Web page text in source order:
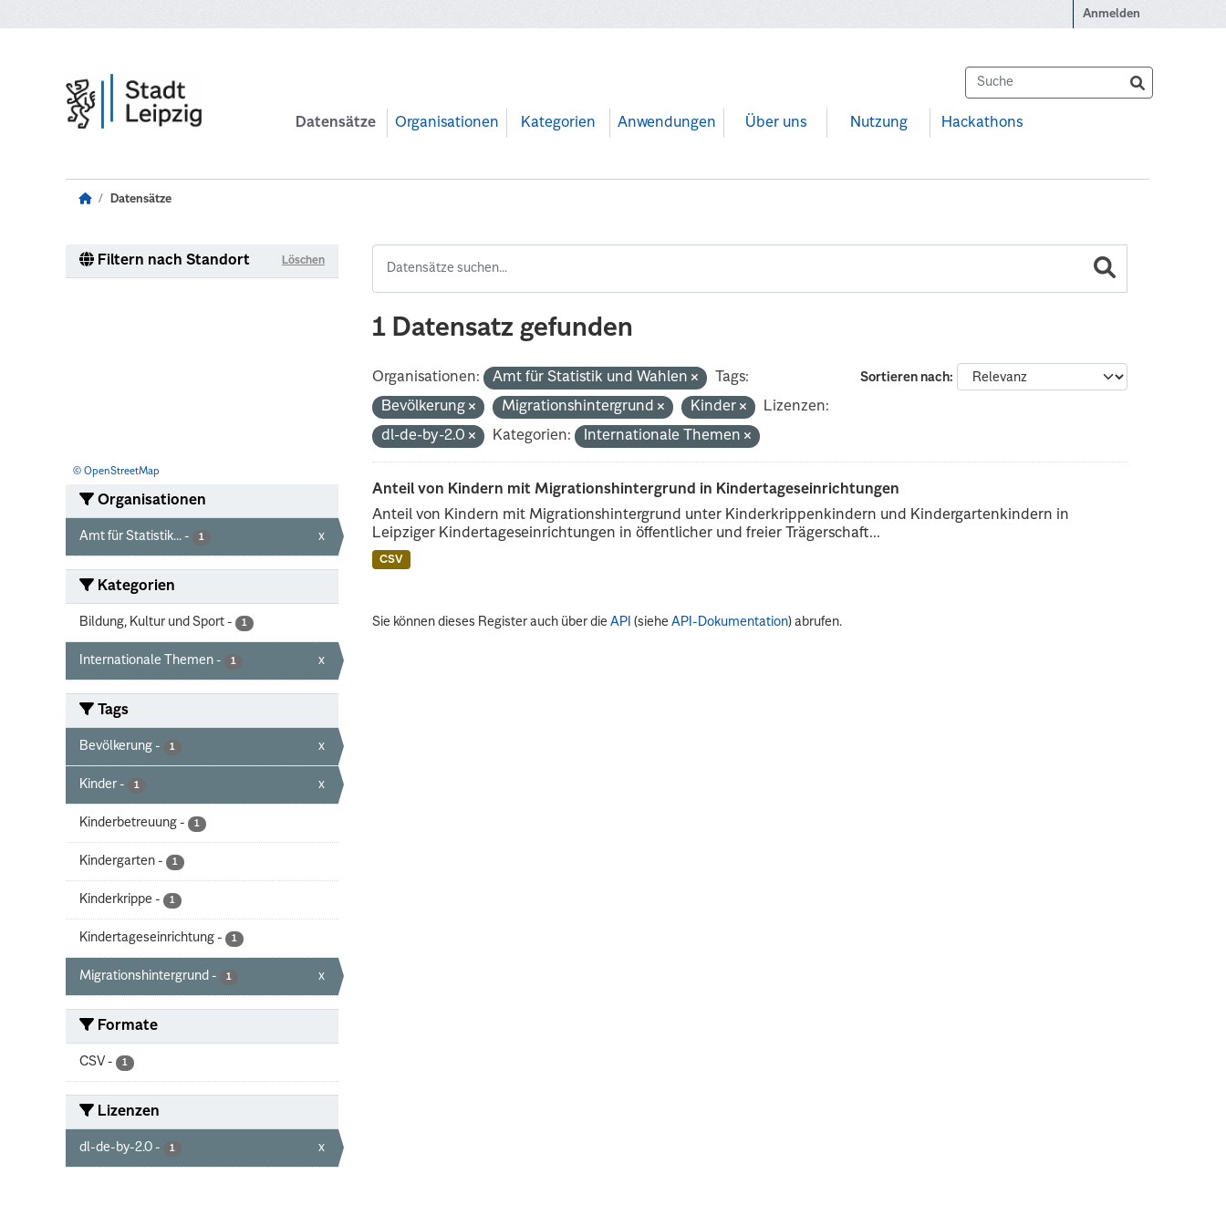
Anmelden
Datensätze Organisationen Kategorien Anwendungen Über uns Nutzung Hackathons
Datensätze
Filtern nach Standort Löschen
© OpenStreetMap
Organisationen
Amt für Statistik... - 1 x
Kategorien
Bildung, Kultur und Sport - 1
Internationale Themen - 1 x
Tags
Bevölkerung - 1 x
Kinder - 1 x
Kinderbetreuung - 1
Kindergarten - 1
Kinderkrippe - 1
Kindertageseinrichtung - 1
Migrationshintergrund - 1 x
Formate
CSV - 1
Lizenzen
dl-de-by-2.0 - 1 x
1 Datensatz gefunden
Sortieren nach
Organisationen: Amt für Statistik und Wahlen
Tags:
Bevölkerung
Migrationshintergrund Kinder
Lizenzen:
dl-de-by-2.0
Kategorien: Internationale Themen
Anteil von Kindern mit Migrationshintergrund in Kindertageseinrichtungen
Anteil von Kindern mit Migrationshintergrund unter Kinderkrippenkindern und Kindergartenkindern in
Leipziger Kindertageseinrichtungen in öffentlicher und freier Trägerschaft...
CSV
Sie können dieses Register auch über dieAPI (sieheAPI-Dokumentation) abrufen.